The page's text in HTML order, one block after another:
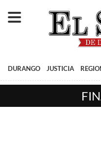
DURANGO JUSTICIA